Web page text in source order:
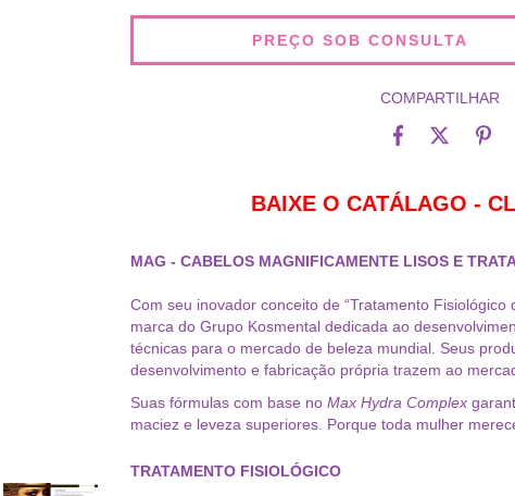
COMPARTILHAR
BAIXE O CATÁLAGO -
MAG - CABELOS MAGNIFICAMENTE LISOS E
Com seu inovador conceito de “Tratamento Fisiológico
marca do Grupo Kosmental dedicada ao
técnicas para o mercado de beleza mundial. Seus
desenvolvimento e fabricação própria trazem ao
Suas fórmulas com base no Max Hydra Complex
maciez e leveza superiores. Porque toda mulher
TRATAMENTO FISIOLÓGICO